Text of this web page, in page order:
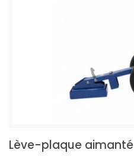
Lève-plaque aimanté